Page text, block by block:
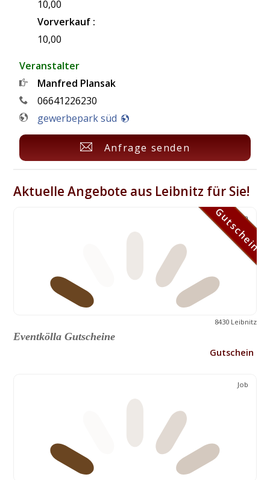
10,00
Vorverkauf :
10,00
Veranstalter
Manfred Plansak
06641226230
gewerbepark süd
Anfrage senden
Aktuelle Angebote aus Leibnitz für Sie!
Gutschein
8430 Leibnitz
Eventkölla Gutscheine
Gutschein
Gutschein
Job